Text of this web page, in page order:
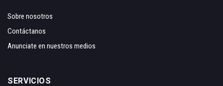
Sobre nosotros
Contáctanos
Anunciate en nuestros medios
SERVICIOS